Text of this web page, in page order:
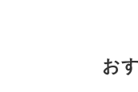
お